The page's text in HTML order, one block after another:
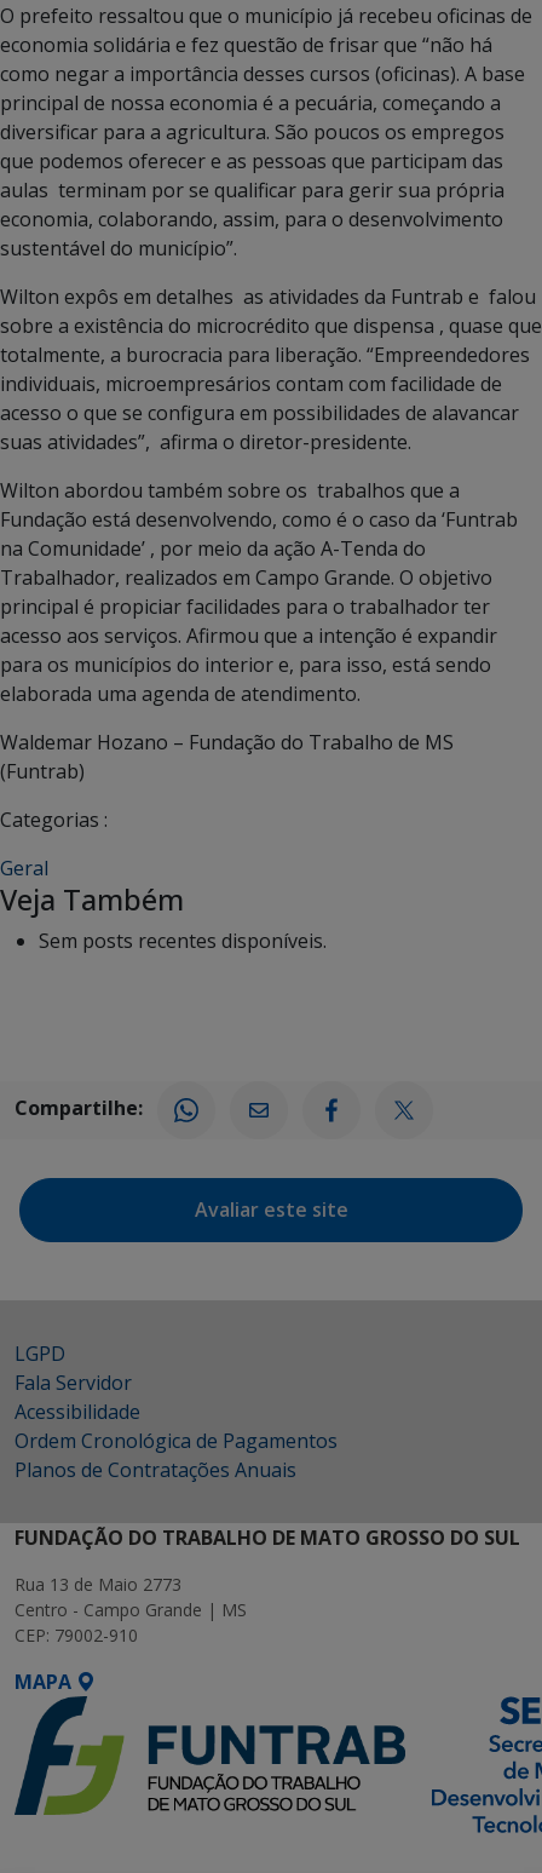
O prefeito ressaltou que o município já recebeu oficinas de
economia solidária e fez questão de frisar que “não há
como negar a importância desses cursos (oficinas). A base
principal de nossa economia é a pecuária, começando a
diversificar para a agricultura. São poucos os empregos
que podemos oferecer e as pessoas que participam das
aulas terminam por se qualificar para gerir sua própria
economia, colaborando, assim, para o desenvolvimento
sustentável do município”.
Wilton expôs em detalhes as atividades da Funtrab e falou
sobre a existência do microcrédito que dispensa , quase que
totalmente, a burocracia para liberação. “Empreendedores
individuais, microempresários contam com facilidade de
acesso o que se configura em possibilidades de alavancar
suas atividades”, afirma o diretor-presidente.
Wilton abordou também sobre os trabalhos que a
Fundação está desenvolvendo, como é o caso da ‘Funtrab
na Comunidade’ , por meio da ação A-Tenda do
Trabalhador, realizados em Campo Grande. O objetivo
principal é propiciar facilidades para o trabalhador ter
acesso aos serviços. Afirmou que a intenção é expandir
para os municípios do interior e, para isso, está sendo
elaborada uma agenda de atendimento.
Waldemar Hozano – Fundação do Trabalho de MS
(Funtrab)
Categorias :
Geral
Veja Também
Sem posts recentes disponíveis.
Compartilhe:
Avaliar este site
LGPD
Fala Servidor
Acessibilidade
Ordem Cronológica de Pagamentos
Planos de Contratações Anuais
FUNDAÇÃO DO TRABALHO DE MATO GROSSO DO SUL
Rua 13 de Maio 2773
Centro - Campo Grande | MS
CEP: 79002-910
MAPA